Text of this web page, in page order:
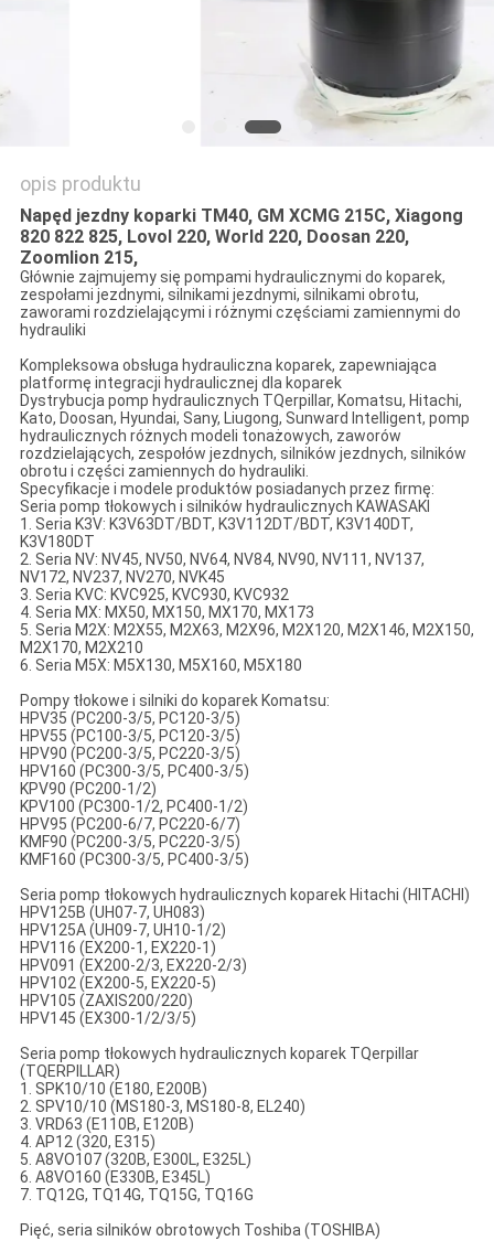
POLITYKA
PRYWATNOŚCI
opis produktu
Napęd jezdny koparki TM40, GM XCMG 215C, Xiagong
820 822 825, Lovol 220, World 220, Doosan 220,
Zoomlion 215,
Głównie zajmujemy się pompami hydraulicznymi do koparek,
zespołami jezdnymi, silnikami jezdnymi, silnikami obrotu,
zaworami rozdzielającymi i różnymi częściami zamiennymi do
hydrauliki
Kompleksowa obsługa hydrauliczna koparek, zapewniająca
platformę integracji hydraulicznej dla koparek
Dystrybucja pomp hydraulicznych TQerpillar, Komatsu, Hitachi,
Kato, Doosan, Hyundai, Sany, Liugong, Sunward Intelligent, pomp
hydraulicznych różnych modeli tonażowych, zaworów
rozdzielających, zespołów jezdnych, silników jezdnych, silników
obrotu i części zamiennych do hydrauliki.
Specyfikacje i modele produktów posiadanych przez firmę:
Seria pomp tłokowych i silników hydraulicznych KAWASAKI
1. Seria K3V: K3V63DT/BDT, K3V112DT/BDT, K3V140DT,
K3V180DT
2. Seria NV: NV45, NV50, NV64, NV84, NV90, NV111, NV137,
NV172, NV237, NV270, NVK45
3. Seria KVC: KVC925, KVC930, KVC932
4. Seria MX: MX50, MX150, MX170, MX173
5. Seria M2X: M2X55, M2X63, M2X96, M2X120, M2X146, M2X150,
M2X170, M2X210
6. Seria M5X: M5X130, M5X160, M5X180
Pompy tłokowe i silniki do koparek Komatsu:
HPV35 (PC200-3/5, PC120-3/5)
HPV55 (PC100-3/5, PC120-3/5)
HPV90 (PC200-3/5, PC220-3/5)
HPV160 (PC300-3/5, PC400-3/5)
KPV90 (PC200-1/2)
KPV100 (PC300-1/2, PC400-1/2)
HPV95 (PC200-6/7, PC220-6/7)
KMF90 (PC200-3/5, PC220-3/5)
KMF160 (PC300-3/5, PC400-3/5)
Seria pomp tłokowych hydraulicznych koparek Hitachi (HITACHI)
HPV125B (UH07-7, UH083)
HPV125A (UH09-7, UH10-1/2)
HPV116 (EX200-1, EX220-1)
HPV091 (EX200-2/3, EX220-2/3)
HPV102 (EX200-5, EX220-5)
HPV105 (ZAXIS200/220)
HPV145 (EX300-1/2/3/5)
Seria pomp tłokowych hydraulicznych koparek TQerpillar
(TQERPILLAR)
1. SPK10/10 (E180, E200B)
2. SPV10/10 (MS180-3, MS180-8, EL240)
3. VRD63 (E110B, E120B)
4. AP12 (320, E315)
5. A8VO107 (320B, E300L, E325L)
6. A8VO160 (E330B, E345L)
7. TQ12G, TQ14G, TQ15G, TQ16G
Pięć, seria silników obrotowych Toshiba (TOSHIBA)